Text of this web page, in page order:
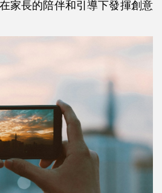
家長的陪伴和引導下發揮創意